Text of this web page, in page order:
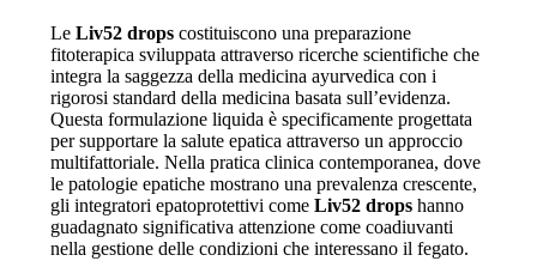
Le Liv52 dropscostituiscono una preparazione
fitoterapica sviluppata attraverso ricerche scientifiche che
integra la saggezza della medicina ayurvedica con i
rigorosi standard della medicina basata sull’evidenza.
Questa formulazione liquida è specificamente progettata
per supportare la salute epatica attraverso un approccio
multifattoriale. Nella pratica clinica contemporanea, dove
le patologie epatiche mostrano una prevalenza crescente,
gli integratori epatoprotettivi come Liv52 dropshanno
guadagnato significativa attenzione come coadiuvanti
nella gestione delle condizioni che interessano il fegato.